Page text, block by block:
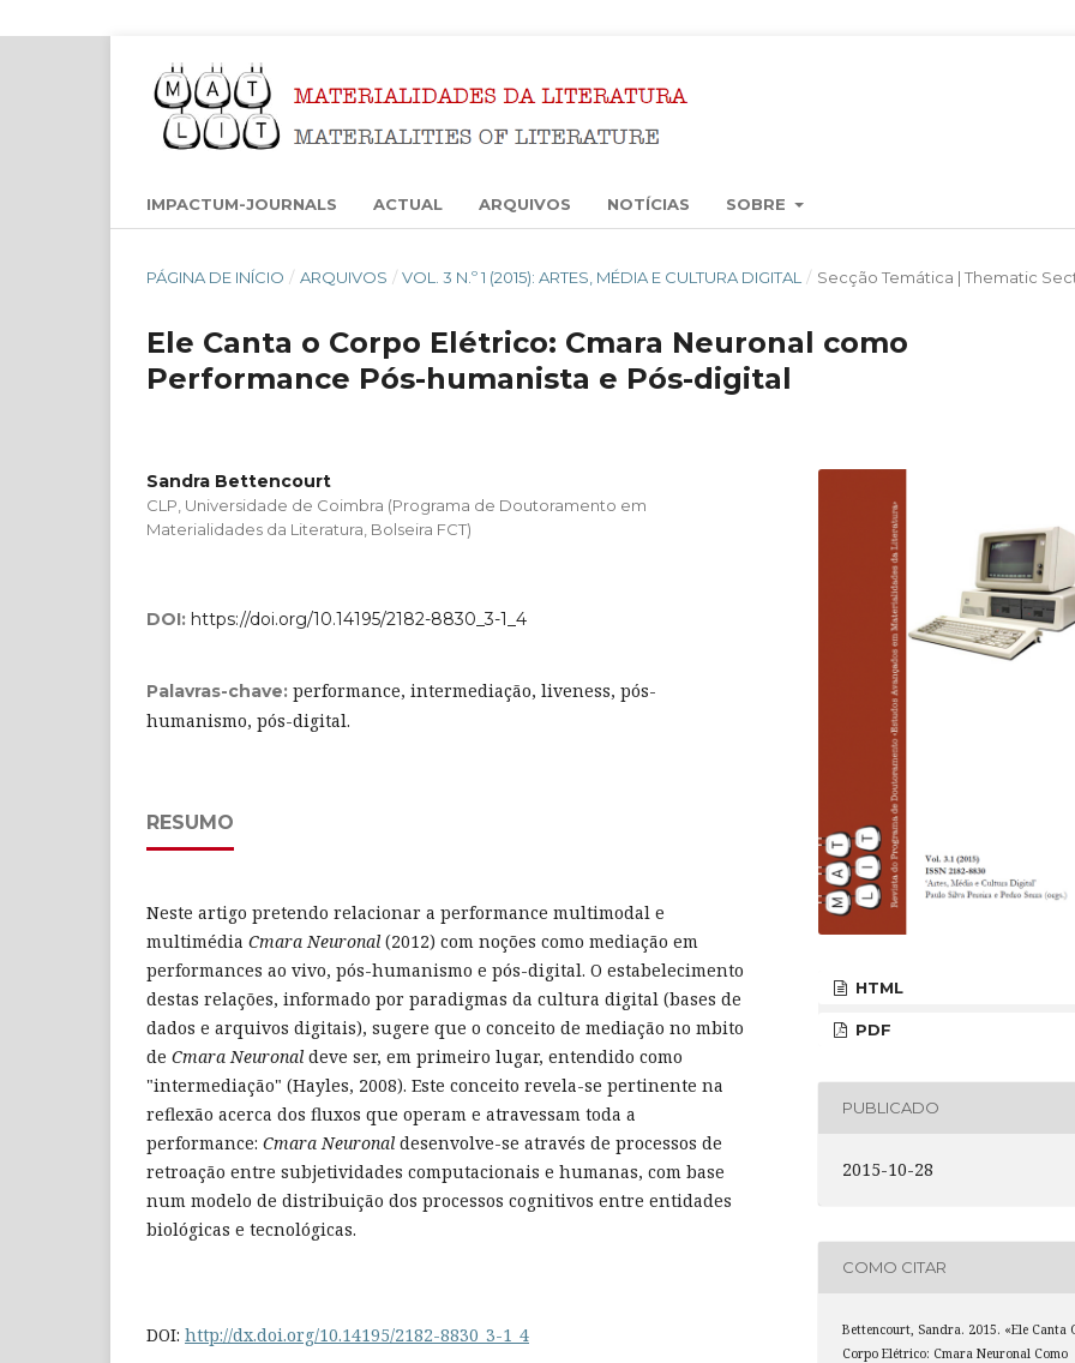
IMPACTUM-JOURNALS ACTUAL ARQUIVOS NOTÍCIAS SOBRE
PÁGINA DE INÍCIO / ARQUIVOS / VOL. 3 N.º 1 (2015): ARTES, MÉDIA E CULTURA DIGITAL / Secção Temática | Thematic
Ele Canta o Corpo Elétrico: Cmara Neuronal como
Performance Pós-humanista e Pós-digital
Sandra Bettencourt
CLP, Universidade de Coimbra (Programa de Doutoramento em
Materialidades da Literatura, Bolseira FCT)
DOI: https://doi.org/10.14195/2182-8830_3-1_4
Palavras-chave: performance, intermediação, liveness, pós-
humanismo, pós-digital.
RESUMO
Neste artigo pretendo relacionar a performance multimodal e
multimédia Cmara Neuronal (2012) com noções como mediação em
performances ao vivo, pós-humanismo e pós-digital. O estabelecimento
destas relações, informado por paradigmas da cultura digital (bases de
dados e arquivos digitais), sugere que o conceito de mediação no mbito
de Cmara Neuronal deve ser, em primeiro lugar, entendido como
"intermediação" (Hayles, 2008). Este conceito revela-se pertinente na
reflexão acerca dos fluxos que operam e atravessam toda a
performance: Cmara Neuronal desenvolve-se através de processos de
retroação entre subjetividades computacionais e humanas, com base
num modelo de distribuição dos processos cognitivos entre entidades
biológicas e tecnológicas.
DOI: http://dx.doi.org/10.14195/2182-8830_3-1_4
HTML
PDF
PUBLICADO
2015-10-28
COMO CITAR
Bettencourt, Sandra. 2015. «Ele Canta
Corpo Elétrico: Cmara Neuronal Como